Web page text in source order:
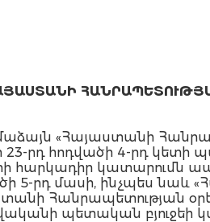
«Հայաստանի
23-րդ հոդվածի 4-րդ կետի
հարկադիր կատարումն
5-րդ մասի, ինչպես նաև
Հանրապետության
պետական